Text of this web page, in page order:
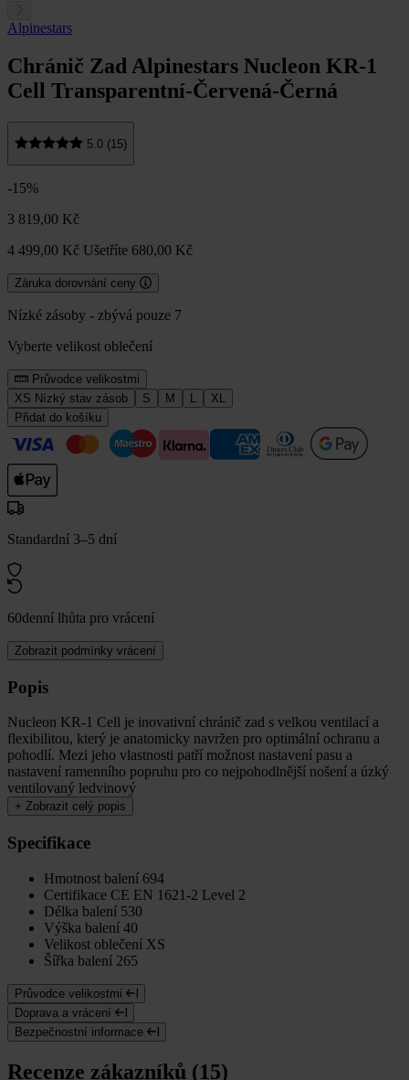
Alpinestars
Chránič Zad Alpinestars Nucleon KR-1
Cell Transparentní-Červená-Černá
5.0 (15)
-15%
3 819,00 Kč
4 499,00 Kč Ušetříte 680,00 Kč
Záruka dorovnání ceny
Nízké zásoby - zbývá pouze 7
Vyberte velikost oblečení
Průvodce velikostmi
XS Nízký stav zásob S M L
XL
Přidat do košíku
Standardní 3–5 dní
60denní lhůta pro vrácení
Zobrazit podmínky vrácení
Popis
Nucleon KR-1 Cell je inovativní chránič zad s velkou ventilací a
flexibilitou, který je anatomicky navržen pro optimální ochranu a
pohodlí. Mezi jeho vlastnosti patří možnost nastavení pasu a
nastavení ramenního popruhu pro co nejpohodlnější nošení a úzký
ventilovaný ledvinový
+ Zobrazit celý popis
Specifikace
Hmotnost balení 694
Certifikace CE EN 1621-2 Level 2
Délka balení 530
Výška balení 40
Velikost oblečení XS
Šířka balení 265
Průvodce velikostmi
Doprava a vrácení
Bezpečnostní informace
Recenze zákazníků (15)